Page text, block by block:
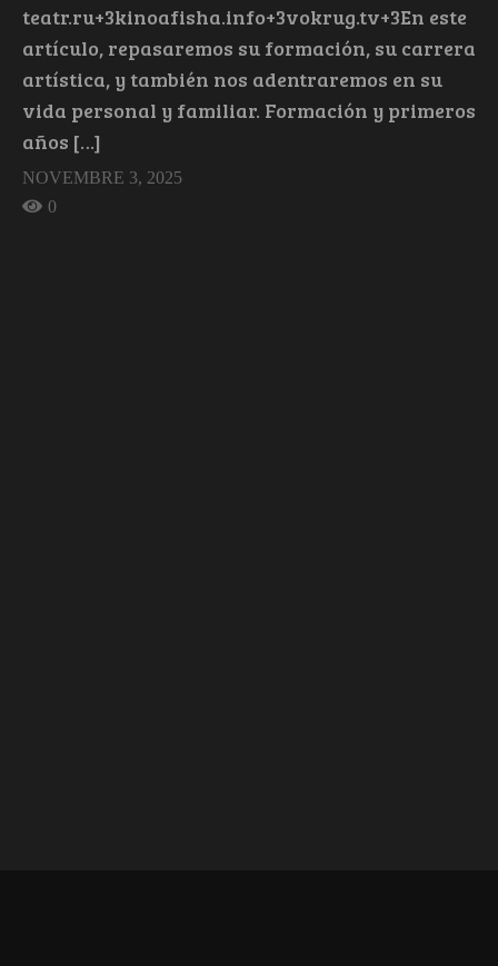
teatr.ru+3kinoafisha.info+3vokrug.tv+3En este
artículo, repasaremos su formación, su carrera
artística, y también nos adentraremos en su
vida personal y familiar. Formación y primeros
años […]
NOVEMBRE 3, 2025
0